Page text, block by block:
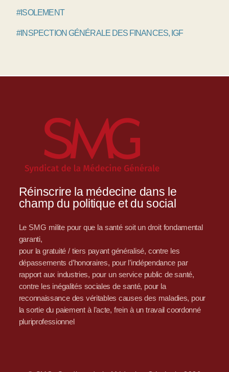
#ISOLEMENT
#INSPECTION GÉNÉRALE DES FINANCES, IGF
Réinscrire la médecine dans le
champ du politique et du social
Le SMG milite pour que la santé soit un droit fondamental
garanti,
pour la gratuité / tiers payant généralisé, contre les
dépassements d’honoraires, pour l’indépendance par
rapport aux industries, pour un service public de santé,
contre les inégalités sociales de santé, pour la
reconnaissance des véritables causes des maladies, pour
la sortie du paiement à l’acte, frein à un travail coordonné
pluriprofessionnel